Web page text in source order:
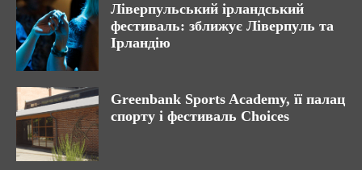
Ліверпульський ірландський
фестиваль: зближує Ліверпуль та
Ірландію
Greenbank Sports Academy, її палац
спорту і фестиваль Choices